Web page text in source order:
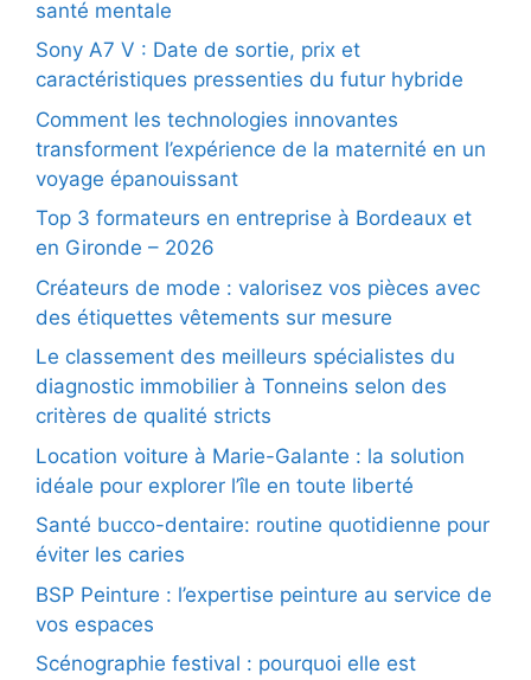
santé mentale
Sony A7 V : Date de sortie, prix et
caractéristiques pressenties du futur hybride
Comment les technologies innovantes
transforment l’expérience de la maternité en un
voyage épanouissant
Top 3 formateurs en entreprise à Bordeaux et
en Gironde – 2026
Créateurs de mode : valorisez vos pièces avec
des étiquettes vêtements sur mesure
Le classement des meilleurs spécialistes du
diagnostic immobilier à Tonneins selon des
critères de qualité stricts
Location voiture à Marie-Galante : la solution
idéale pour explorer l’île en toute liberté
Santé bucco-dentaire: routine quotidienne pour
éviter les caries
BSP Peinture : l’expertise peinture au service de
vos espaces
Scénographie festival : pourquoi elle est